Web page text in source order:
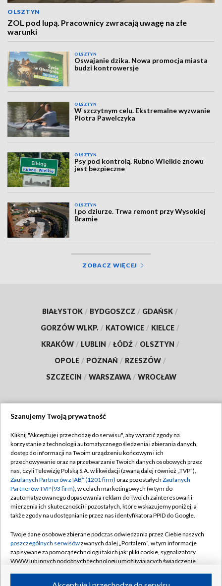
OLSZTYN
ZOL pod lupą. Pracownicy zwracają uwagę na złe
warunki
OLSZTYN
Oswajanie dzika. Nowa promocja miasta
budzi kontrowersje
OLSZTYN
W szczytnym celu. Ekstremalne wyzwanie
Piotra Pawelczyka
OLSZTYN
Psy pod kontrolą. Rubno Wielkie znowu
jest bezpieczne
OLSZTYN
I po dziurze. Trwa remont przy Wysokiej
Bramie
ZOBACZ WIĘCEJ
BIAŁYSTOK / BYDGOSZCZ / GDAŃSK /
GORZÓW WLKP. / KATOWICE / KIELCE /
KRAKÓW / LUBLIN / ŁÓDŹ / OLSZTYN /
OPOLE / POZNAŃ / RZESZÓW /
SZCZECIN / WARSZAWA / WROCŁAW
TVP
Abonament TVP
Emisja w TVP
Centrum informacji TVP
Naziemna Telewizja Cyfrowa
Rada Programowa
System NOS
Informacje o nadawcy
Regulamin TVP
Polityka prywatności
Moje zgody
Pomoc
Kontakt
Kanały
Szanujemy Twoją prywatność
Kliknij "Akceptuję i przechodzę do serwisu", aby wyrazić zgody na
korzystanie z technologii automatycznego śledzenia i zbierania danych,
dostęp do informacji na Twoim urządzeniu końcowym i ich
przechowywanie oraz na przetwarzanie Twoich danych osobowych przez
nas, czyli Telewizję Polską S.A. w likwidacji (zwaną dalej również „TVP”),
Zaufanych Partnerów z IAB* (1201 firm) oraz pozostałych Zaufanych
Partnerów TVP (93 firm), w celach marketingowych (w tym do
zautomatyzowanego dopasowania reklam do Twoich zainteresowań i
mierzenia ich skuteczności) i pozostałych, które wskazujemy poniżej, a
także zgody na udostępnianie przez nas identyfikatora PPID do Google.
Twoje dane osobowe zbierane podczas odwiedzania przez Ciebie naszych
poszczególnych serwisówzwanych dalej „Portalem”, w tym informacje
zapisywane za pomocą technologii takich jak: pliki cookie, sygnalizatory
WWW lub innych podobnych technologii umożliwiających świadczenie